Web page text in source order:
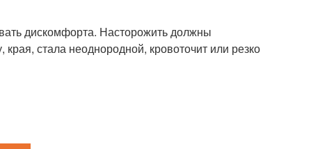
дискомфорта. Насторожить должны
стала неоднородной, кровоточит или резко